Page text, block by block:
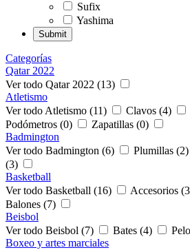
Sufix
Yashima
Categorías
Qatar 2022
Ver todo Qatar 2022 (13)
Atletismo
Ver todo Atletismo (11)
Clavos (4)
Podómetros (0)
Zapatillas (0)
Badmington
Ver todo Badmington (6)
Plumillas (2)
(3)
Basketball
Ver todo Basketball (16)
Accesorios
Balones (7)
Beisbol
Ver todo Beisbol (7)
Bates (4)
Boxeo y artes marciales